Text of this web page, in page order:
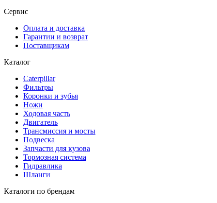
Сервис
Оплата и доставка
Гарантии и возврат
Поставщикам
Каталог
Caterpillar
Фильтры
Коронки и зубья
Ножи
Ходовая часть
Двигатель
Трансмиссия и мосты
Подвеска
Запчасти для кузова
Тормозная система
Гидравлика
Шланги
Каталоги по брендам